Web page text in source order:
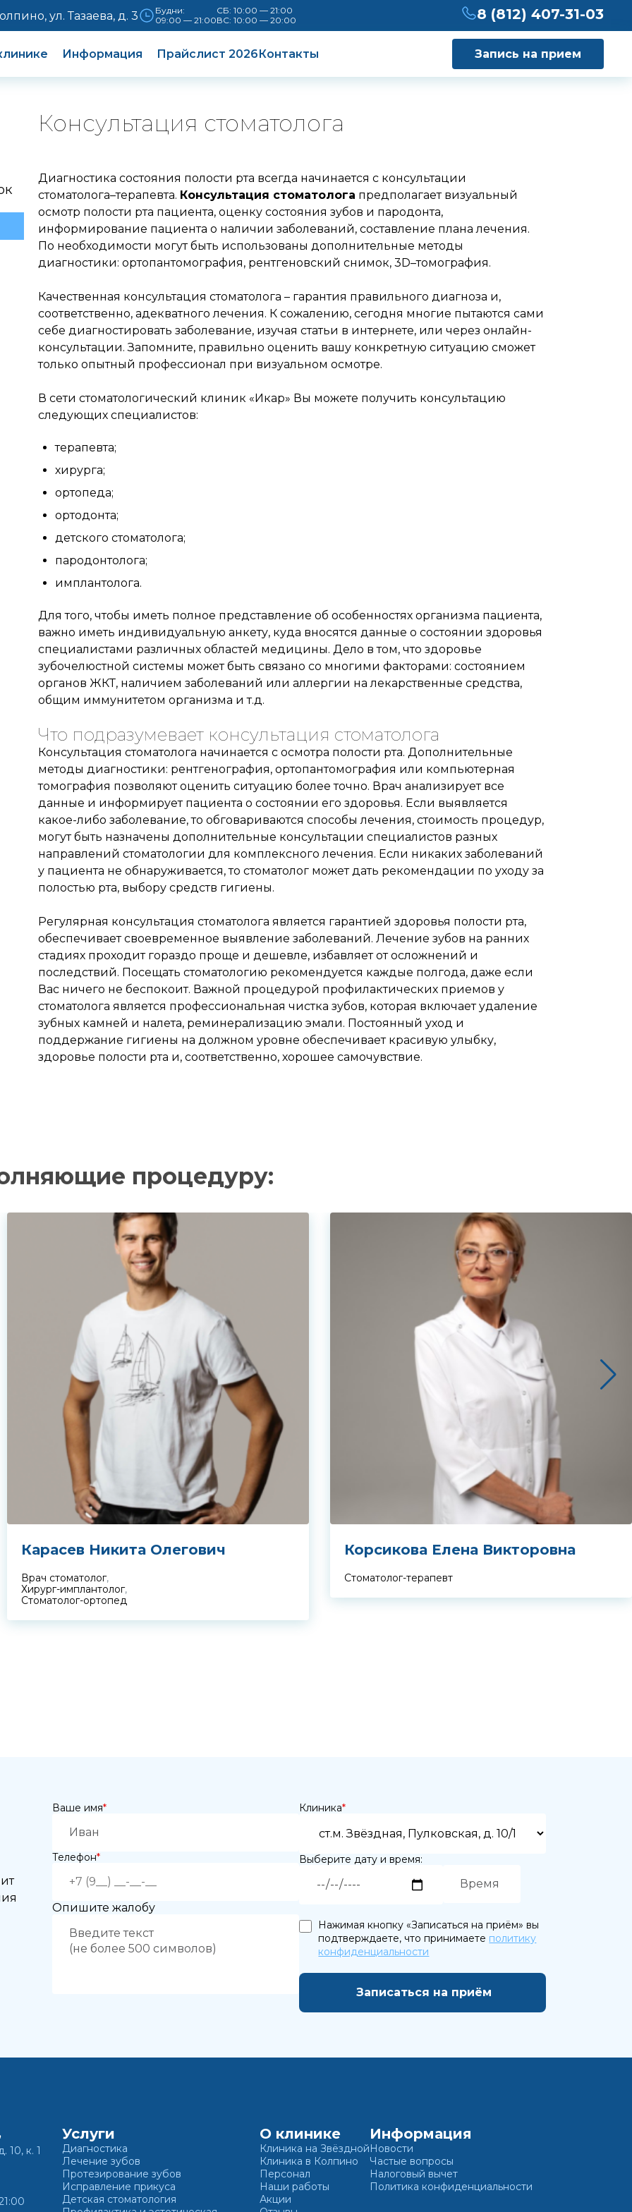
Записаться на приём
клинику:
Вам нужна срочная запись на прием, поставьте галочку здесь
кнопку «Записаться на приём» вы подтверждаете, что принимаете
политику конфиденциальности
ул. Тазаева, д. 3
Будни:
09:00 — 21:00
СБ: 10:00 — 21:00
ВС: 10:00 — 20:00
8 (812) 407-31-03
Информация Прайслист 2026Контакты Запись на прием
Консультация стоматолога
Диагностика состояния полости рта всегда начинается с консультации
стоматолога–терапевта. Консультация стоматолога предполагает визуальный
осмотр полости рта пациента, оценку состояния зубов и пародонта,
информирование пациента о наличии заболеваний, составление плана лечения.
По необходимости могут быть использованы дополнительные методы
диагностики: ортопантомография, рентгеновский снимок, 3D–томография.
Качественная консультация стоматолога – гарантия правильного диагноза и,
соответственно, адекватного лечения. К сожалению, сегодня многие пытаются сами
себе диагностировать заболевание, изучая статьи в интернете, или через онлайн-
консультации. Запомните, правильно оценить вашу конкретную ситуацию сможет
только опытный профессионал при визуальном осмотре.
В сети стоматологический клиник «Икар» Вы можете получить консультацию
следующих специалистов:
терапевта;
хирурга;
ортопеда;
ортодонта;
детского стоматолога;
пародонтолога;
имплантолога.
Для того, чтобы иметь полное представление об особенностях организма пациента,
важно иметь индивидуальную анкету, куда вносятся данные о состоянии здоровья
специалистами различных областей медицины. Дело в том, что здоровье
зубочелюстной системы может быть связано со многими факторами: состоянием
органов ЖКТ, наличием заболеваний или аллергии на лекарственные средства,
общим иммунитетом организма и т.д.
Что подразумевает консультация стоматолога
Консультация стоматолога начинается с осмотра полости рта. Дополнительные
методы диагностики: рентгенография, ортопантомография или компьютерная
томография позволяют оценить ситуацию более точно. Врач анализирует все
данные и информирует пациента о состоянии его здоровья. Если выявляется
какое-либо заболевание, то обговариваются способы лечения, стоимость процедур,
могут быть назначены дополнительные консультации специалистов разных
направлений стоматологии для комплексного лечения. Если никаких заболеваний
у пациента не обнаруживается, то стоматолог может дать рекомендации по уходу за
полостью рта, выбору средств гигиены.
Регулярная консультация стоматолога является гарантией здоровья полости рта,
обеспечивает своевременное выявление заболеваний. Лечение зубов на ранних
стадиях проходит гораздо проще и дешевле, избавляет от осложнений и
последствий. Посещать стоматологию рекомендуется каждые полгода, даже если
Вас ничего не беспокоит. Важной процедурой профилактических приемов у
стоматолога является профессиональная чистка зубов, которая включает удаление
зубных камней и налета, реминерализацию эмали. Постоянный уход и
поддержание гигиены на должном уровне обеспечивает красивую улыбку,
здоровье полости рта и, соответственно, хорошее самочувствие.
процедуру:
Карасев Никита Олегович
Врач стоматолог,
Хирург-имплантолог,
Стоматолог-ортопед
Корсикова Елена Викторовна
Стоматолог-терапевт
Ваше имя*
Телефон*
Опишите жалобу
Клиника*
Выберите дату и время:
Нажимая кнопку «Записаться на приём» вы
подтверждаете, что принимаете политику
конфиденциальности
10, к. 1
Услуги
Диагностика
Лечение зубов
Протезирование зубов
Исправление прикуса
Детская стоматология
О клинике
Клиника на Звёздной
Клиника в Колпино
Персонал
Наши работы
Акции
Информация
Новости
Частые вопросы
Налоговый вычет
Политика конфиденциальности